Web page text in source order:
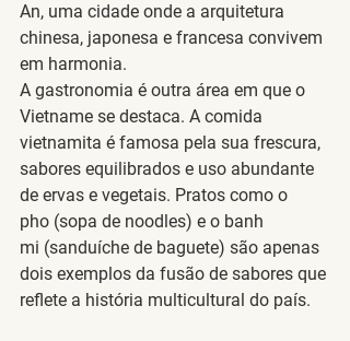
An, uma cidade onde a arquitetura
chinesa, japonesa e francesa convivem
em harmonia.
A gastronomia é outra área em que o
Vietname se destaca. A comida
vietnamita é famosa pela sua frescura,
sabores equilibrados e uso abundante
de ervas e vegetais. Pratos como o
pho (sopa de noodles) e o banh
mi (sanduíche de baguete) são apenas
dois exemplos da fusão de sabores que
reflete a história multicultural do país.